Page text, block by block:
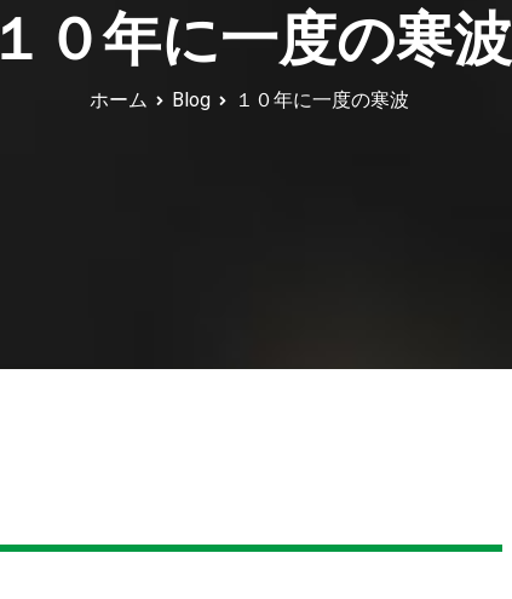
１０年に一度の寒波
ホーム Blog １０年に一度の寒波